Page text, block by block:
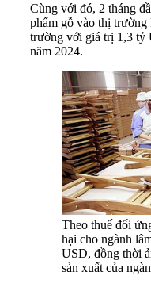
Cùng với đó, 2 tháng
phẩm gỗ vào thị
trường với giá trị 1,3 tỷ
năm 2024.
Theo thuế đối
hại cho ngành
USD, đồng thời
sản xuất của